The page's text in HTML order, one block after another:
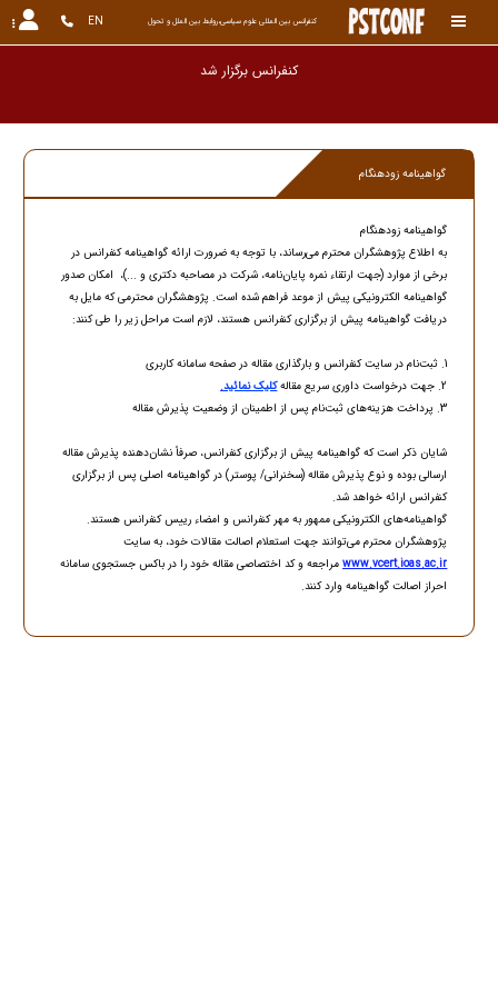
کنفرانس بین المللی علوم سیاسی،روابط بین الملل و تحول EN
کنفرانس برگزار شده و
گواهینامه زودهنگام
گواهینامه زودهنگام
به اطلاع پژوهشگران محترم می‌رساند، با توجه به ضرورت ارائه گواهینامه کنفرانس در
برخی از موارد (جهت ارتقاء نمره پایان‌نامه، شرکت در مصاحبه دکتری و ...)، امکان صدور
گواهینامه الکترونیکی پیش از موعد فراهم شده است. پژوهشگران محترمی که مایل به
دریافت گواهینامه پیش از برگزاری کنفرانس هستند، لازم است مراحل زیر را طی کنند:
1. ثبت‌نام در سایت کنفرانس و بارگذاری مقاله در صفحه سامانه کاربری
2. جهت درخواست داوری سریع مقاله
کلیک نمائید.
3. پرداخت هزینه‌های ثبت‌نام پس از اطمینان از وضعیت پذیرش مقاله
شایان ذکر است که گواهینامه پیش از برگزاری کنفرانس، صرفاً نشان‌دهنده پذیرش مقاله
ارسالی بوده و نوع پذیرش مقاله (سخنرانی/ پوستر) در گواهینامه اصلی پس از برگزاری
کنفرانس ارائه خواهد شد.
گواهینامه‌های الکترونیکی ممهور به مهر کنفرانس و امضاء رییس کنفرانس هستند.
پژوهشگران محترم می‌توانند جهت استعلام اصالت مقالات خود، به سایت
www.vcert.ioas.ac.irمراجعه و کد اختصاصی مقاله خود را در باکس جستجوی سامانه
احراز اصالت گواهینامه وارد کنند.